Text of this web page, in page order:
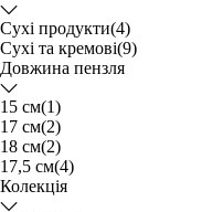
Сухі продукти(4)
Сухі та кремові(9)
Довжина пензля
15 см(1)
17 см(2)
18 см(2)
17,5 см(4)
Колекція